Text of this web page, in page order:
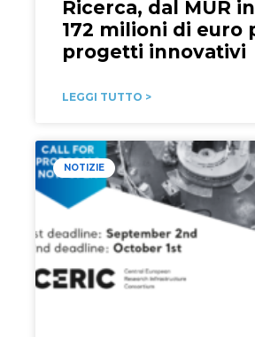
Ricerca, dal MUR
172 milioni di euro
progetti innovativi
LEGGI TUTTO >
NOTIZIE